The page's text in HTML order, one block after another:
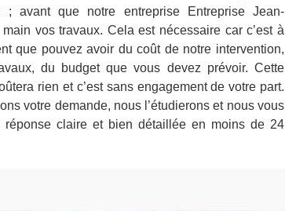
; avant que notre entreprise Entreprise Jean-
vos travaux. Cela est nécessaire car c’est à
que pouvez avoir du coût de notre intervention,
du budget que vous devez prévoir. Cette
rien et c’est sans engagement de votre part.
votre demande, nous l’étudierons et nous vous
réponse claire et bien détaillée en moins de 24